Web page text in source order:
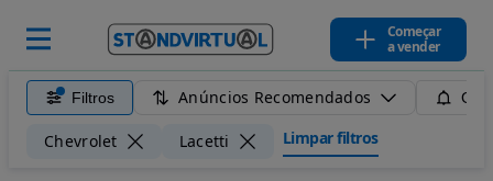
Começar
a vender
Filtros Anúncios Recomendados
Chevrolet Lacetti Limpar filtros